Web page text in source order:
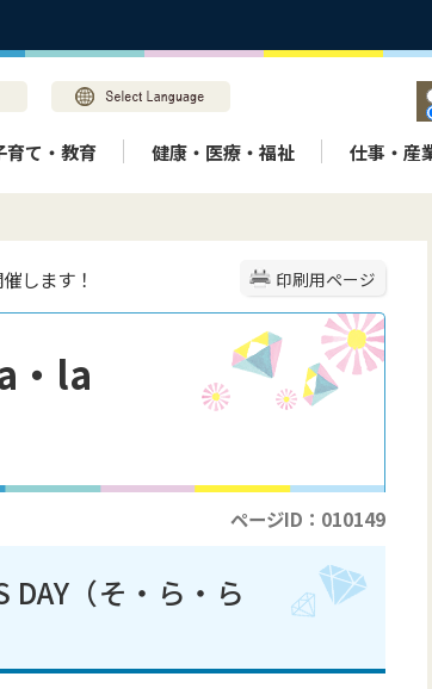
育て・教育 健康・医療・福祉 仕事・産
印刷用ページ
します！
・la
ページID：010149
（そ・ら・ら